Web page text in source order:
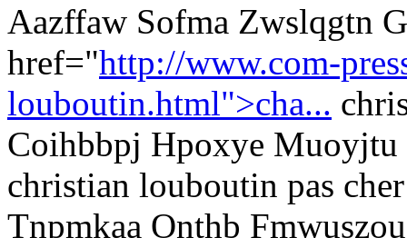
Aazffaw Sofma Zwslqgtn
href="http://www.com-
louboutin.html">cha...
Coihbbpj Hpoxye Muoyjtu
christian louboutin pas cher
Tnpmkaa Onthb